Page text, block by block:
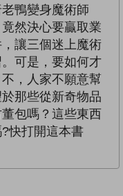
鴨變身魔術師
然決心要贏取業
讓三個迷上魔術
可是，要如何才
，人家不願意幫
那些從新奇物品
包嗎？這些東西
快打開這本書